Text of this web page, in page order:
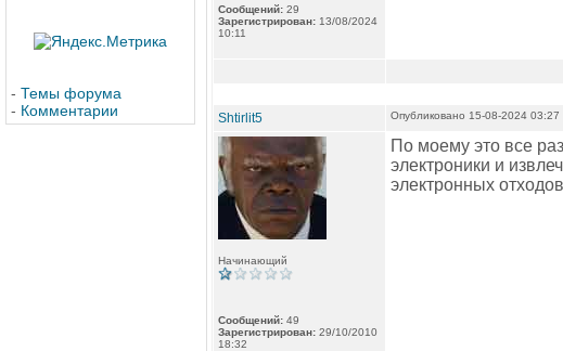
- Темы форума
- Комментарии
Сообщений: 29
Зарегистрирован: 13/08/2024
10:11
Shtirlit5 Опубликовано 15-08-2024 03:27
Начинающий
Сообщений: 49
Зарегистрирован: 29/10/2010
18:32
По моему это все
электроники и
электронных